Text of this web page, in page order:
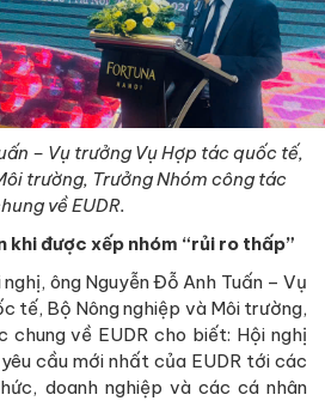
– Vụ trưởng Vụ Hợp tác quốc tế,
trường, Trưởng Nhóm công tác
về EUDR.
khi được xếp nhóm “rủi ro thấp”
ông Nguyễn Đỗ Anh Tuấn – Vụ
tế, Bộ Nông nghiệp và Môi trường,
chung về EUDR cho biết: Hội nghị
cầu mới nhất của EUDR tới các
doanh nghiệp và các cá nhân